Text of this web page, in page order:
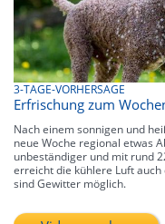
3-TAGE-VORHERSAGE
Erfrischung zum
Nach einem sonnigen und
neue Woche regional etwas
unbeständiger und mit rund
erreicht die kühlere Luft
sind Gewitter möglich.